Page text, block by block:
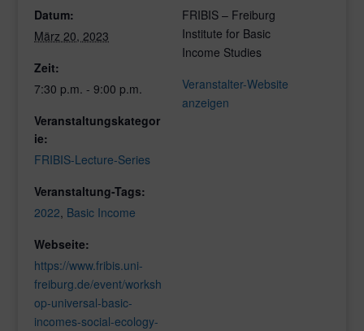
Datum:
März 20, 2023
Zeit:
7:30 p.m. - 9:00 p.m.
Veranstaltungskategor
ie:
FRIBIS-Lecture-Series
Veranstaltung-Tags:
2022, Basic Income
Webseite:
https://www.fribis.uni-
freiburg.de/event/worksh
op-universal-basic-
incomes-social-ecology-
FRIBIS – Freiburg
Institute for Basic
Income Studies
Veranstalter-Website
anzeigen